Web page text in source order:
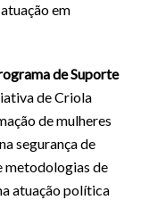
em
de Suporte
de Criola
de mulheres
segurança de
metodologias de
atuação política